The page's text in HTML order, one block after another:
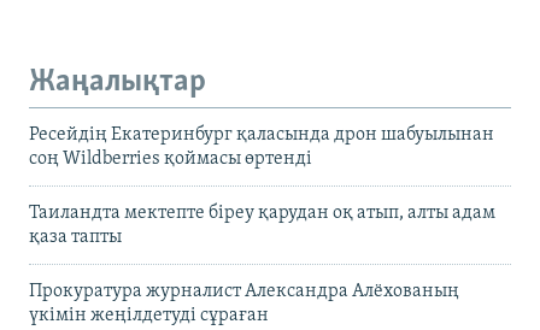
Жаңалықтар
Ресейдің Екатеринбург қаласында дрон шабуылынан
соң Wildberries қоймасы өртенді
Таиландта мектепте біреу қарудан оқ атып, алты адам
қаза тапты
Прокуратура журналист Александра Алёхованың
үкімін жеңілдетуді сұраған